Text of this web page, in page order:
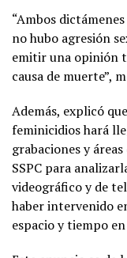
“Ambos
no hubo agresión
emitir una opinión
causa de muerte”,
Además, explicó
feminicidios hará
grabaciones y
SSPC para
videográfico y de
haber intervenido
espacio y tiempo